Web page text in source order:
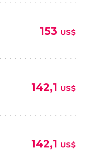
153 US$
142,1 US$
142,1 US$